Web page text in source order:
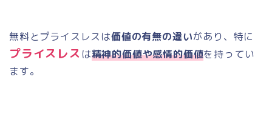
無料とプライスレスは価値の有無の違いがあり、特に
プライスレス は精神的価値や感情的価値を持ってい
ます。